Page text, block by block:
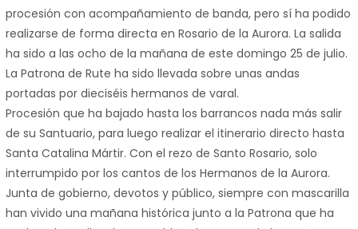
procesión con acompañamiento de banda, pero sí ha podido
realizarse de forma directa en Rosario de la Aurora. La salida
ha sido a las ocho de la mañana de este domingo 25 de julio.
La Patrona de Rute ha sido llevada sobre unas andas
portadas por dieciséis hermanos de varal.
Procesión que ha bajado hasta los barrancos nada más salir
de su Santuario, para luego realizar el itinerario directo hasta
Santa Catalina Mártir. Con el rezo de Santo Rosario, solo
interrumpido por los cantos de los Hermanos de la Aurora.
Junta de gobierno, devotos y público, siempre con mascarilla
han vivido una mañana histórica junto a la Patrona que ha